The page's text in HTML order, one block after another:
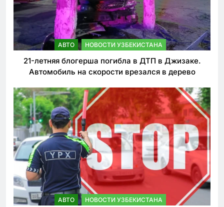
АВТО НОВОСТИ УЗБЕКИСТАНА
21-летняя блогерша погибла в ДТП в Джизаке.
Автомобиль на скорости врезался в дерево
АВТО НОВОСТИ УЗБЕКИСТАНА